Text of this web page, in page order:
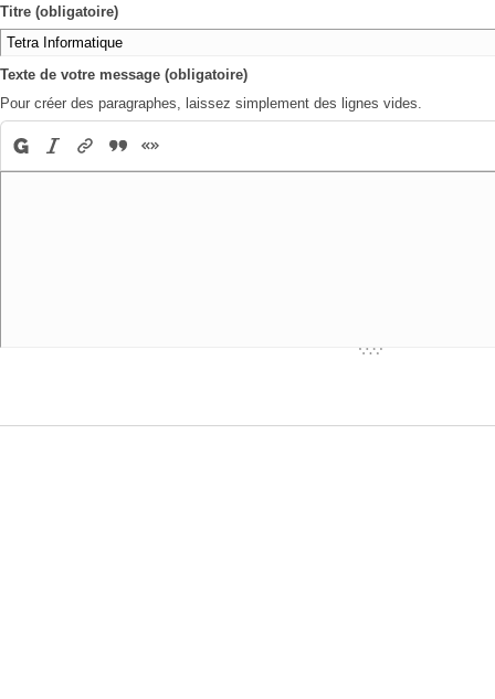
Titre (obligatoire)
Texte de votre message (obligatoire)
Pour créer des paragraphes, laissez simplement des lignes vides.